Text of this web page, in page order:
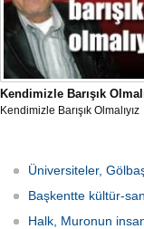
Kendimizle Barışık
Kendimizle Barışık Olmalıyız
Üniversiteler,
Başkentte kültür-
Halk, Muronun